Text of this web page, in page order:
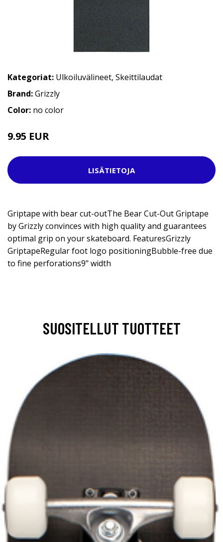
Kategoriat: Ulkoiluvälineet, Skeittilaudat
Brand:Grizzly
Color: no color
9.95 EUR
LISÄTIETOJA
Griptape with bear cut-outThe Bear Cut-Out Griptape
by Grizzly convinces with high quality and guarantees
optimal grip on your skateboard. FeaturesGrizzly
GriptapeRegular foot logo positioningBubble-free due
to fine perforations9" width
SUOSITELLUT TUOTTEET